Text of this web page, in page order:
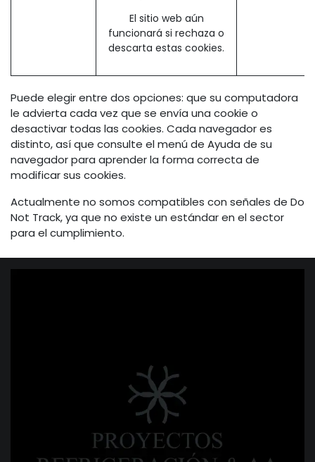
El sitio web aún
funcionará si rechaza o
descarta estas cookies.
Puede elegir entre dos opciones: que su computadora
le advierta cada vez que se envía una cookie o
desactivar todas las cookies. Cada navegador es
distinto, así que consulte el menú de Ayuda de su
navegador para aprender la forma correcta de
modificar sus cookies.
Actualmente no somos compatibles con señales de Do
Not Track, ya que no existe un estándar en el sector
para el cumplimiento.